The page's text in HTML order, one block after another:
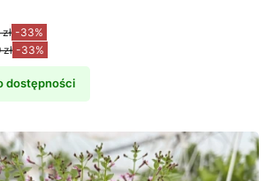
-33%
-33%
dostępności